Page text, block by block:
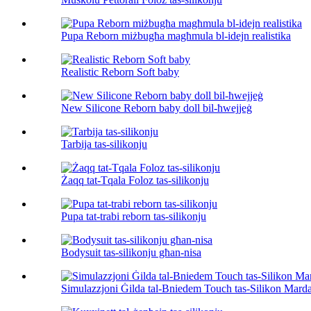
Pupa Reborn miżbugħa magħmula bl-idejn realistika
Realistic Reborn Soft baby
New Silicone Reborn baby doll bil-ħwejjeġ
Tarbija tas-silikonju
Żaqq tat-Tqala Foloz tas-silikonju
Pupa tat-trabi reborn tas-silikonju
Bodysuit tas-silikonju għan-nisa
Simulazzjoni Ġilda tal-Bniedem Touch tas-Silikon